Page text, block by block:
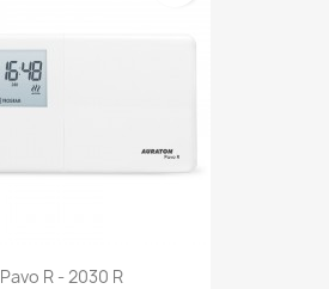
Pavo R - 2030 R